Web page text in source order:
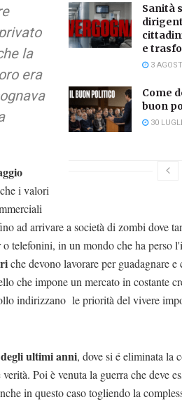
Sanità
e
3
Come
buon
30
la
era
i valori
ad arrivare a società di zombi dove
telefonini, in un mondo che ha perso
che devono lavorare per guadagnare
che impone un mercato in costante
indirizzano le priorità del vivere
degli ultimi anni, dove si é eliminata la
Poi è venuta la guerra che deve
in questo caso togliendo la